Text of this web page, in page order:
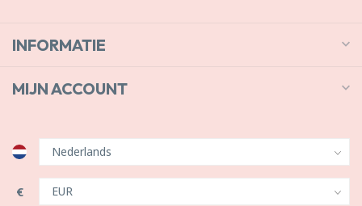
INFORMATIE
MIJN ACCOUNT
€